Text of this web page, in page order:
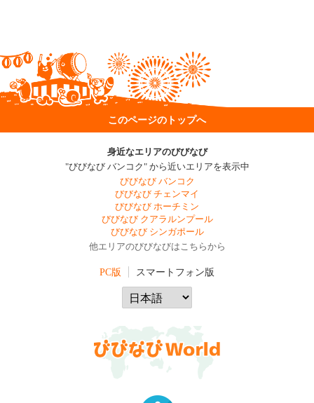
このページのトップへ
身近なエリアのびびなび
"びびなび バンコク" から近いエリアを表示中
びびなび バンコク
びびなび チェンマイ
びびなび ホーチミン
びびなび クアラルンプール
びびなび シンガポール
他エリアのびびなびはこちらから
PC版 スマートフォン版